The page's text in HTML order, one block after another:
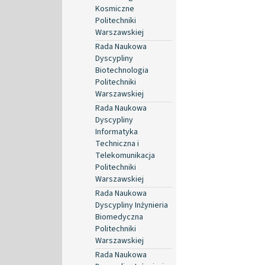
Kosmiczne
Politechniki
Warszawskiej
Rada Naukowa
Dyscypliny
Biotechnologia
Politechniki
Warszawskiej
Rada Naukowa
Dyscypliny
Informatyka
Techniczna i
Telekomunikacja
Politechniki
Warszawskiej
Rada Naukowa
Dyscypliny Inżynieria
Biomedyczna
Politechniki
Warszawskiej
Rada Naukowa